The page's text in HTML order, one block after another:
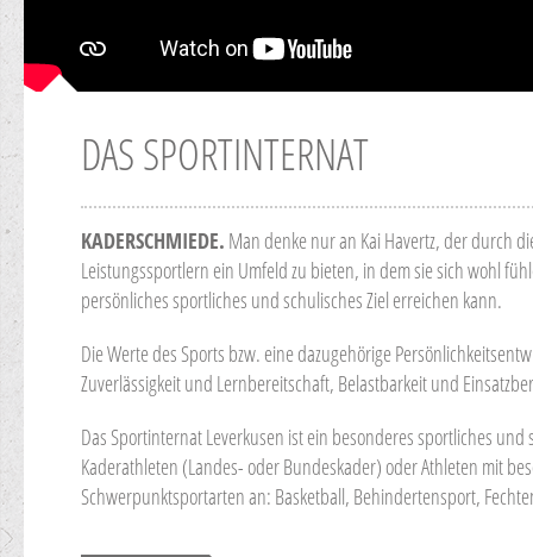
DAS SPORTINTERNAT
KADERSCHMIEDE. Man denke nur an Kai Havertz, der durch
Leistungssportlern ein Umfeld zu bieten, in dem sie sich wohl
persönliches sportliches und schulisches Ziel erreichen kann.
Die Werte des Sports bzw. eine dazugehörige
Zuverlässigkeit und Lernbereitschaft, Belastbarkeit und
Das Sportinternat Leverkusen ist ein besonderes sportliches
Kaderathleten (Landes- oder Bundeskader) oder Athleten mit
Schwerpunktsportarten an: Basketball, Behindertensport,